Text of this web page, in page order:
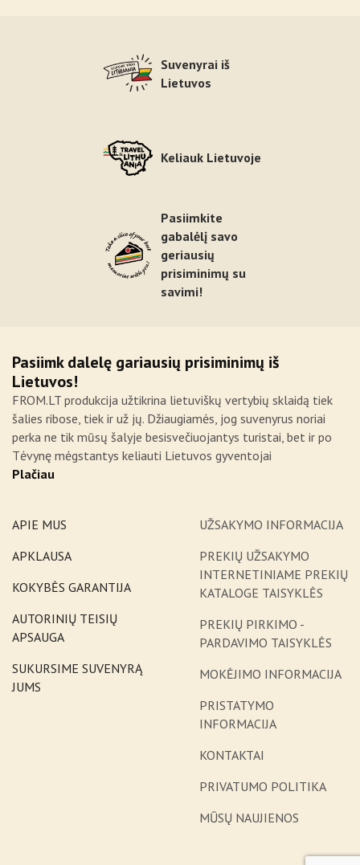
Suvenyrai iš
Lietuvos
Keliauk Lietuvoje
Pasiimkite
gabalėlį savo
geriausių
prisiminimų su
savimi!
Pasiimk dalelę gariausių prisiminimų iš
Lietuvos!
FROM.LT produkcija užtikrina lietuviškų vertybių sklaidą tiek
šalies ribose, tiek ir už jų. Džiaugiamės, jog suvenyrus noriai
perka ne tik mūsų šalyje besisvečiuojantys turistai, bet ir po
Tėvynę mėgstantys keliauti Lietuvos gyventojai
Plačiau
APIE MUS
APKLAUSA
KOKYBĖS GARANTIJA
AUTORINIŲ TEISIŲ
APSAUGA
SUKURSIME SUVENYRĄ
JUMS
UŽSAKYMO INFORMACIJA
PREKIŲ UŽSAKYMO
INTERNETINIAME PREKIŲ
KATALOGE TAISYKLĖS
PREKIŲ PIRKIMO -
PARDAVIMO TAISYKLĖS
MOKĖJIMO INFORMACIJA
PRISTATYMO
INFORMACIJA
KONTAKTAI
PRIVATUMO POLITIKA
MŪSŲ NAUJIENOS